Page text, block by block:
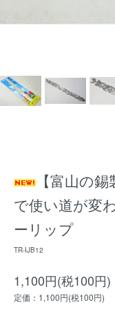
【富山の
で使い道が変
ーリップ
TR-IJB12
1,100円(税100円)
定価：1,100円(税100円)